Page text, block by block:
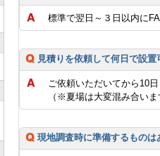
標準で翌日～３日以内に
見積りを依頼して何日で設置
ご依頼いただいてから10
（※夏場は大変混み合い
現地調査時に準備するものは